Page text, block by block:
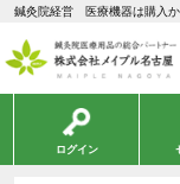
鍼灸院経営 医療機器は購入
ログイン